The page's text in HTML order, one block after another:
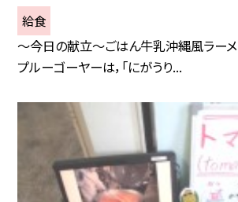
給食
～今日の献立～ごはん牛乳沖縄風ラー
プルーゴーヤーは，「にがうり...